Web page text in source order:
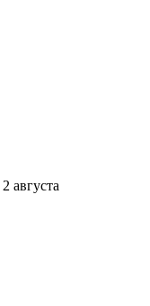
2 августа